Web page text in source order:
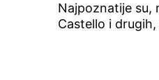
Najpoznatije su,
Castello i